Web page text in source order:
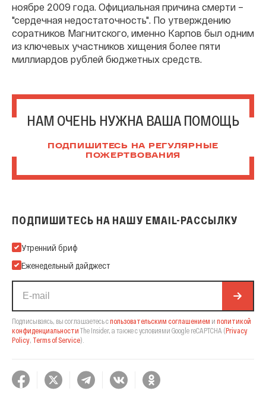
ноябре 2009 года. Официальная причина смерти –
"сердечная недостаточность". По утверждению
соратников Магнитского, именно Карпов был одним
из ключевых участников хищения более пяти
миллиардов рублей бюджетных средств.
НАМ ОЧЕНЬ НУЖНА ВАША ПОМОЩЬ
ПОДПИШИТЕСЬ НА РЕГУЛЯРНЫЕ
ПОЖЕРТВОВАНИЯ
ПОДПИШИТЕСЬ НА НАШУ EMAIL-РАССЫЛКУ
Подпишитесь на нашу Email-рассылку
Утренний бриф
Еженедельный дайджест
Подписываясь, вы соглашаетесь спользовательским соглашением и политикой
конфиденциальности The Insider, а также с условиями Google reCAPTCHA (Privacy
Policy, Terms of Service).